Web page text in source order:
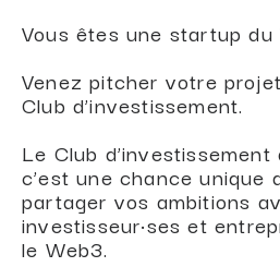
Vous êtes une startup du
Venez pitcher votre
Club d’investissement.
Le Club
c’est une chance unique
partager vos ambitions
investisseur·ses et
le Web3.